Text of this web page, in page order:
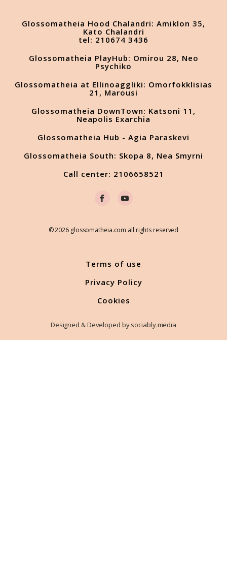
Glossomatheia Hood Chalandri: Amiklon 35,
Kato Chalandri
tel: 210674 3436
Glossomatheia PlayHub: Omirou 28, Neo
Psychiko
Glossomatheia at Ellinoaggliki: Omorfokklisias
21, Marousi
Glossomatheia DownTown: Katsoni 11,
Neapolis Exarchia
Glossomatheia Hub - Agia Paraskevi
Glossomatheia South: Skopa 8, Nea Smyrni
Call center: 2106658521
© 2026 glossomatheia.com all rights reserved
Terms of use
Privacy Policy
Cookies
Designed & Developed by sociably.media